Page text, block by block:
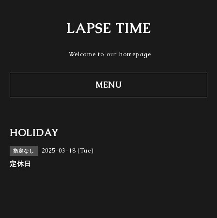
LAPSE TIME
Welcome to our homepage
MENU
HOLIDAY
指定なし 2025-03-18 (Tue)
定休日